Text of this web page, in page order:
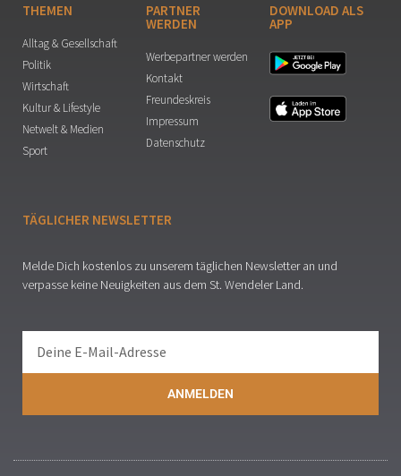
THEMEN
Alltag & Gesellschaft
Politik
Wirtschaft
Kultur & Lifestyle
Netwelt & Medien
Sport
PARTNER
WERDEN
Werbepartner werden
Kontakt
Freundeskreis
Impressum
Datenschutz
DOWNLOAD ALS
APP
TÄGLICHER NEWSLETTER
Melde Dich kostenlos zu unserem täglichen Newsletter an und
verpasse keine Neuigkeiten aus dem St. Wendeler Land.
ANMELDEN